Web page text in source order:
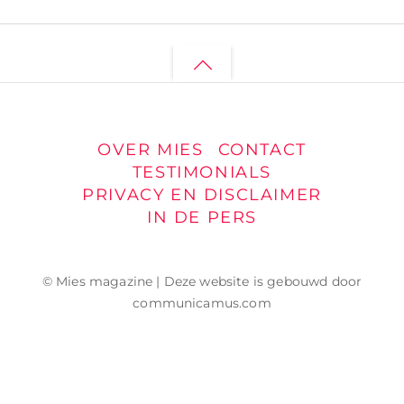
Back
OVER MIES
CONTACT
TESTIMONIALS
PRIVACY EN DISCLAIMER
IN DE PERS
© Mies magazine | Deze website is gebouwd door
communicamus.com